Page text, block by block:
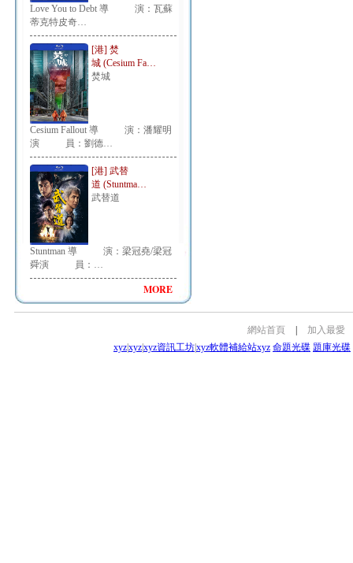
Love You to Debt 導 演：瓦蘇
蒂克特皮奇…
[港] 焚
城 (Cesium Fa…
焚城
Cesium Fallout 導 演：潘耀明
演 員：劉德…
[港] 武替
道 (Stuntma…
武替道
Stuntman 導 演：梁冠堯/梁冠
舜演 員：…
MORE
網站首頁
加入最愛
xyzxyzxyz資訊工坊xyz軟體補給站xyz 命題光碟 題庫光碟